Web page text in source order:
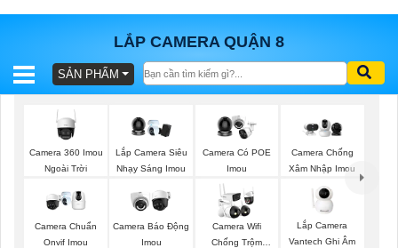
LẮP CAMERA QUẬN 8
BÁO
TRỌN
GÓI
SẢN
SẢN PHẨM
Camera 360 Imou
Ngoài Trời
Lắp Camera Siêu
Nhạy Sáng Imou
Camera Có POE
Imou
Camera Chống
Xâm Nhập Imou
Camera Chuẩn
Onvif Imou
Camera Báo Động
Imou
Camera Wifi
Chống Trộm
Lắp Camera
Vantech Ghi Âm